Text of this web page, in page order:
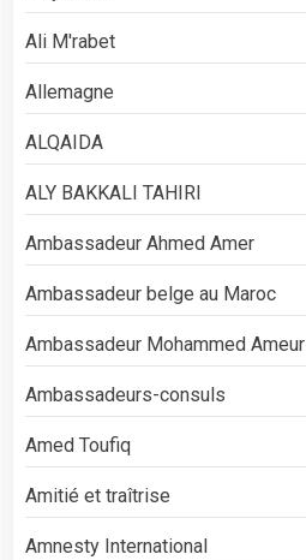
Ali M'rabet
Allemagne
ALQAIDA
ALY BAKKALI TAHIRI
Ambassadeur Ahmed Amer
Ambassadeur belge au Maroc
Ambassadeur Mohammed Ameur
Ambassadeurs-consuls
Amed Toufiq
Amitié et traîtrise
Amnesty International